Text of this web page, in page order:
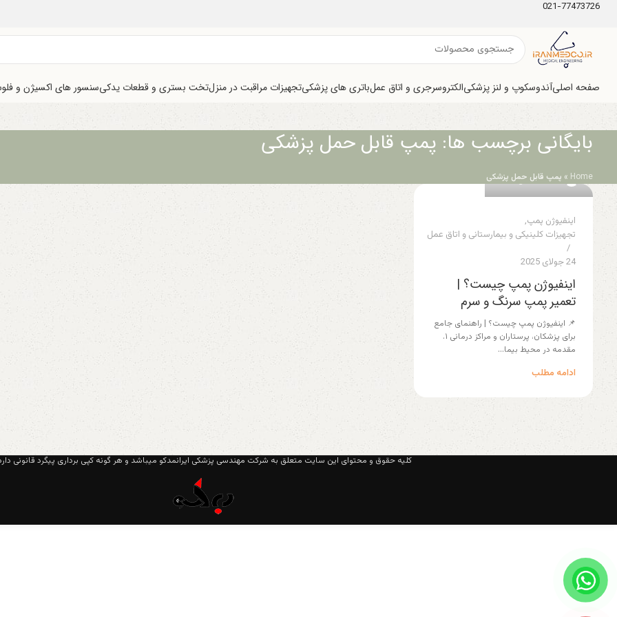
021-77473726
صفحه اصلیآندوسکوپ و لنز پزشکیالکتروسرجری و اتاق عملباتری های پزشکیتجهیزات مراقبت در منزلتخت بستری و قطعات یدکیسنسور های اکسیژن و
بایگانی برچسب ها: پمپ قابل حمل پزشکی
Home
» پمپ قابل حمل پزشکی
ایران مدکو 0
اینفیوژن پمپ,
تجهیزات کلینیکی و بیمارستانی و اتاق عمل
24 جولای 2025
اینفیوژن پمپ چیست؟ |
تعمیر پمپ سرنگ و سرم
📌 اینفیوژن پمپ چیست؟ | راهنمای جامع
برای پزشکان، پرستاران و مراکز درمانی ۱.
مقدمه در محیط بیما...
ادامه مطلب
کلیه حقوق و محتوای این سایت متعلق به شرکت مهندسی پزشکی ایرانمدکو میباشد و هر گونه کپی برداری پیگرد قانونی